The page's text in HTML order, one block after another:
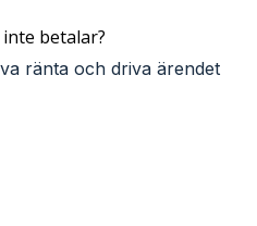
betalar?
ränta och driva ärendet